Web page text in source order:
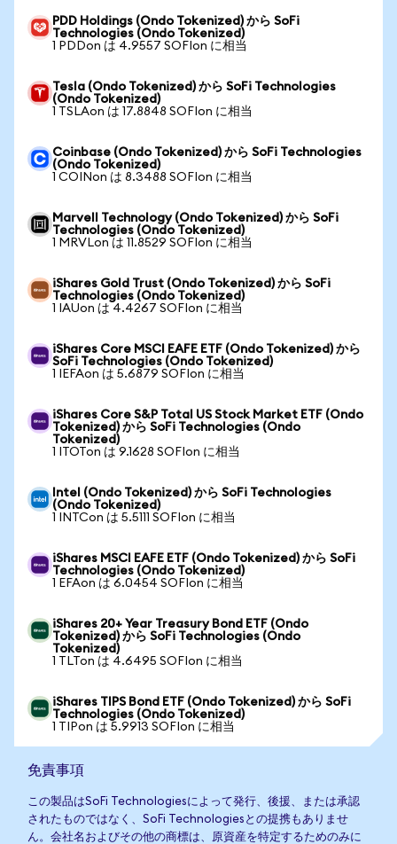
PDD Holdings (Ondo Tokenized) から SoFi
Technologies (Ondo Tokenized)
1 PDDon は 4.9557 SOFIon に相当
Tesla (Ondo Tokenized) から SoFi Technologies
(Ondo Tokenized)
1 TSLAon は 17.8848 SOFIon に相当
Coinbase (Ondo Tokenized) から SoFi Technologies
(Ondo Tokenized)
1 COINon は 8.3488 SOFIon に相当
Marvell Technology (Ondo Tokenized) から SoFi
Technologies (Ondo Tokenized)
1 MRVLon は 11.8529 SOFIon に相当
iShares Gold Trust (Ondo Tokenized) から SoFi
Technologies (Ondo Tokenized)
1 IAUon は 4.4267 SOFIon に相当
iShares Core MSCI EAFE ETF (Ondo Tokenized) から
SoFi Technologies (Ondo Tokenized)
1 IEFAon は 5.6879 SOFIon に相当
iShares Core S&P Total US Stock Market ETF (Ondo
Tokenized) から SoFi Technologies (Ondo
Tokenized)
1 ITOTon は 9.1628 SOFIon に相当
Intel (Ondo Tokenized) から SoFi Technologies
(Ondo Tokenized)
1 INTCon は 5.5111 SOFIon に相当
iShares MSCI EAFE ETF (Ondo Tokenized) から SoFi
Technologies (Ondo Tokenized)
1 EFAon は 6.0454 SOFIon に相当
iShares 20+ Year Treasury Bond ETF (Ondo
Tokenized) から SoFi Technologies (Ondo
Tokenized)
1 TLTon は 4.6495 SOFIon に相当
iShares TIPS Bond ETF (Ondo Tokenized) から SoFi
Technologies (Ondo Tokenized)
1 TIPon は 5.9913 SOFIon に相当
免責事項
この製品はSoFi Technologiesによって発行、後援、または承認
されたものではなく、SoFi Technologiesとの提携もありませ
ん。会社名およびその他の商標は、原資産を特定するためのみに